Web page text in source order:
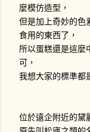
麼模仿造型，
但是加上奇妙的色
食用的東西了，
所以蛋糕還是這麼
可，
我想大家的標準都
位於遠企附近的黛